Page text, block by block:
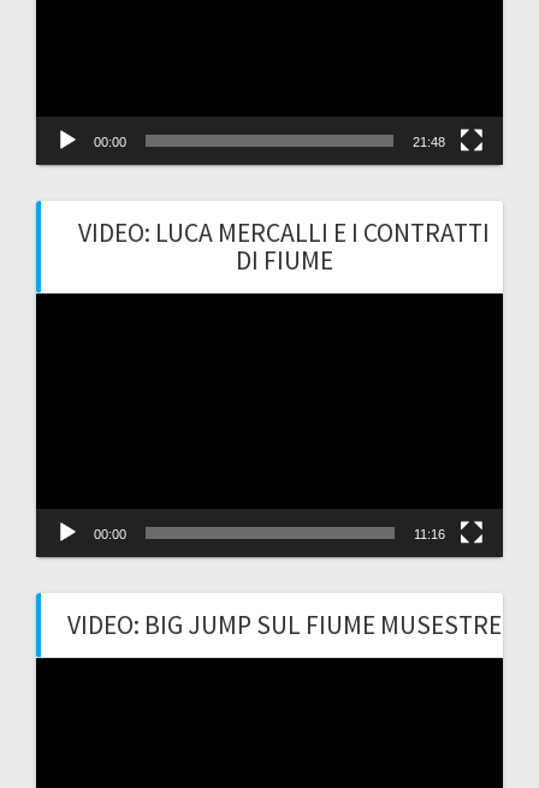
00:00 21:48
VIDEO: LUCA MERCALLI E I CONTRATTI
DI FIUME
00:00 11:16
VIDEO: BIG JUMP SUL FIUME MUSESTRE